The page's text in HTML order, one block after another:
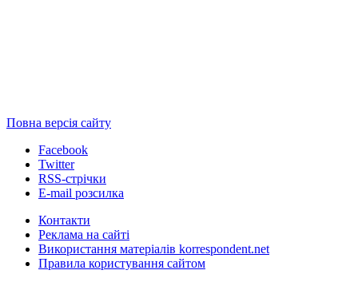
Повна версія сайту
Facebook
Twitter
RSS-стрічки
E-mail розсилка
Контакти
Реклама на сайті
Використання матеріалів korrespondent.net
Правила користування сайтом